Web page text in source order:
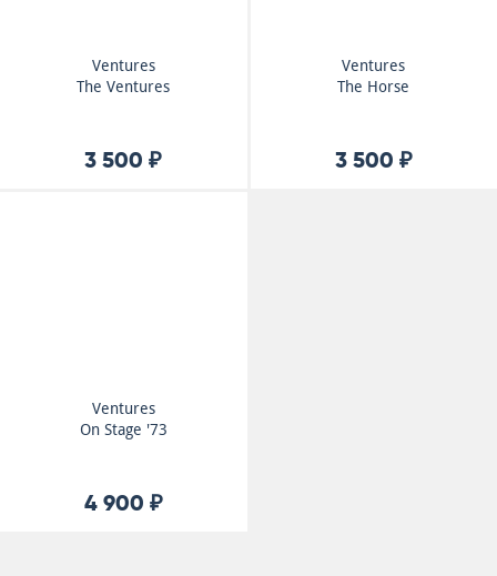
Ventures
The Ventures
3 500 ₽
Ventures
The Horse
3 500 ₽
Ventures
On Stage '73
4 900 ₽